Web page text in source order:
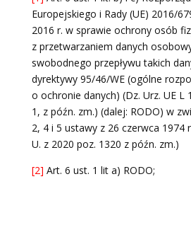
Europejskiego i Rady (UE) 2016/
2016 r. w sprawie ochrony osób
z przetwarzaniem danych
swobodnego przepływu takich
dyrektywy 95/46/WE (ogólne
o ochronie danych) (Dz. Urz. UE L
1, z późn. zm.) (dalej: RODO) w
2, 4 i 5 ustawy z 26 czerwca 1974
U. z 2020 poz. 1320 z późn. zm.)
[2] Art. 6 ust. 1 lit a) RODO;